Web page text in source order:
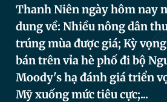
Đọc Thanh Niên trên điện thoại
Theo dõi báo trên
Thanh Niên ngày hôm nay
dung về: Nhiều nông dân
trúng mùa được giá; Kỳ
bán trên vỉa hè phố đi bộ
Moody's hạ đánh giá triển
Mỹ xuống mức tiêu cực;...